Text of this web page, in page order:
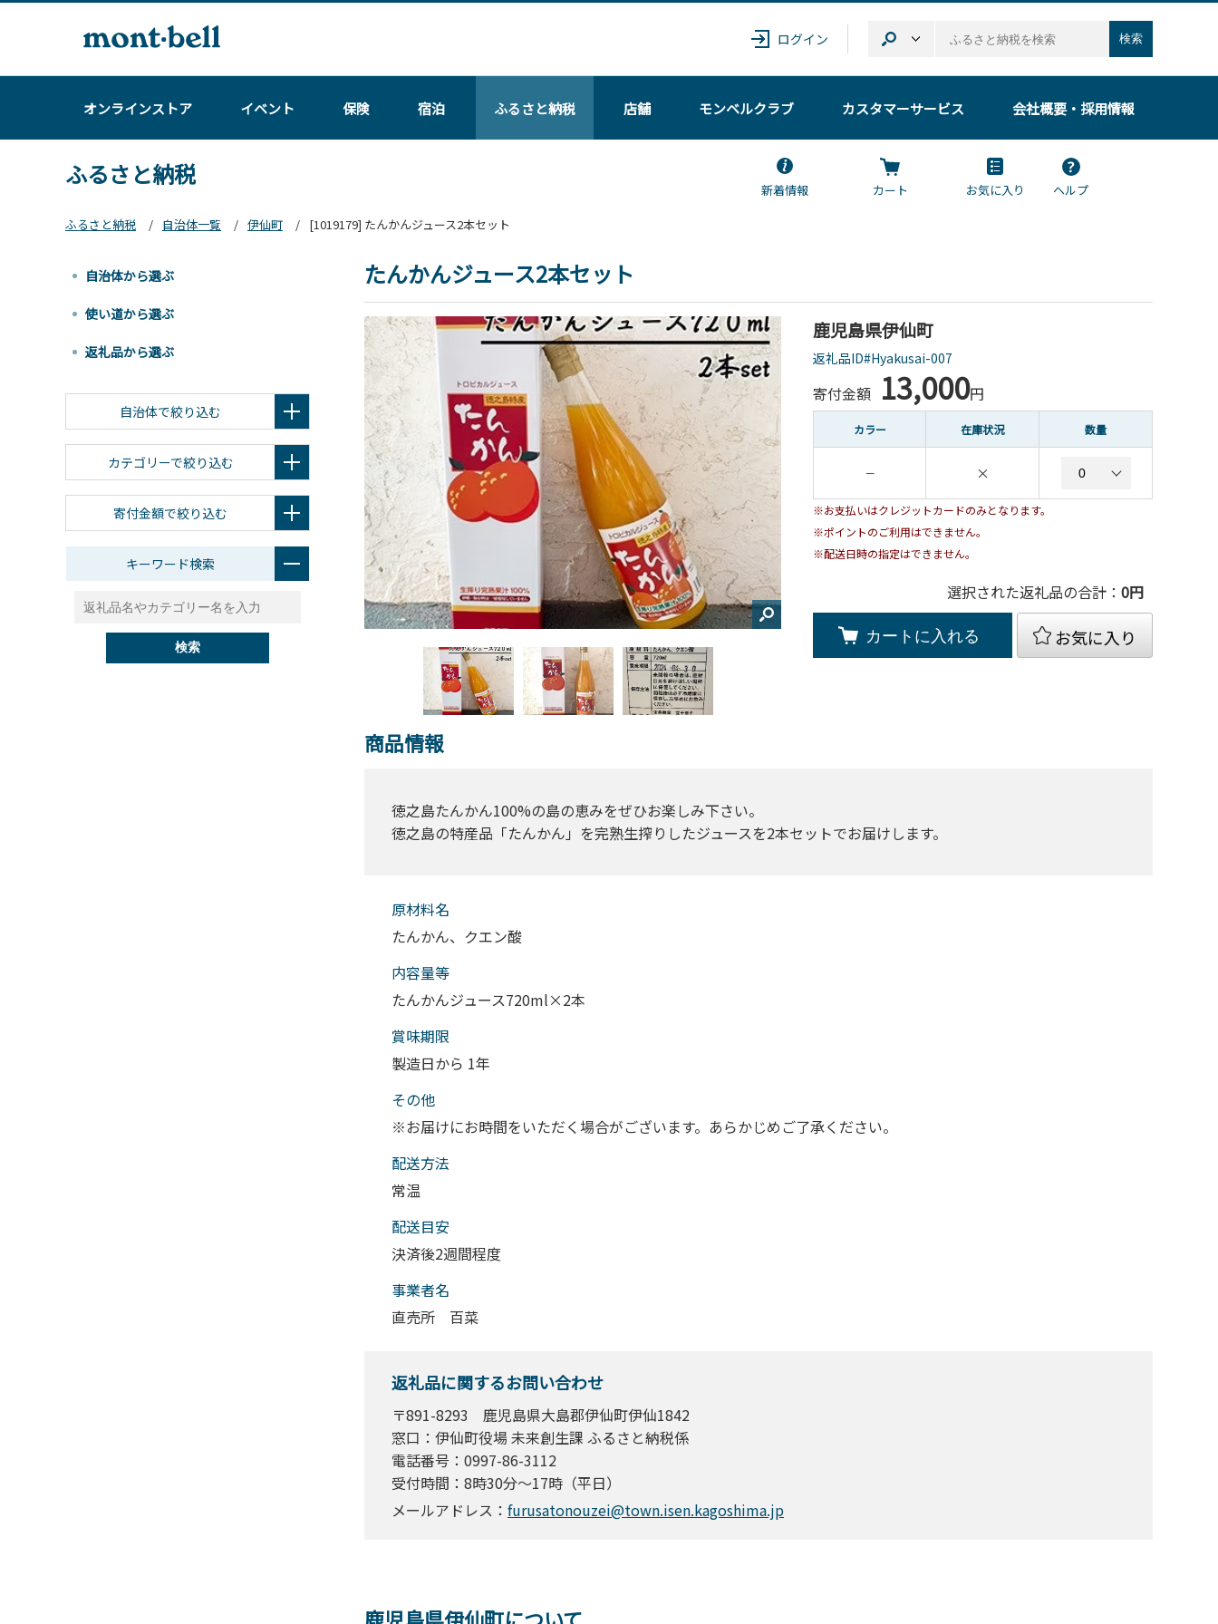
ログイン 検索
オンラインストア イベント 保険 宿泊 ふるさと納税 店舗 モンベルクラブ カスタマーサービス 会社概要・採用情報
ふるさと納税
新着情報 カート お気に入り
ヘルプ
ふるさと納税
自治体一覧 伊仙町 [1019179] たんかんジュース2本セット
たんかんジュース2本セット
鹿児島県伊仙町
返礼品ID#Hyakusai-007
寄付金額 13,000円
カラー 在庫状況 数量
－ ×
※お支払いはクレジットカードのみとなります。
※ポイントのご利用はできません。
※配送日時の指定はできません。
選択された返礼品の合計： 0円
カートに入れる お気に入り
商品情報
徳之島たんかん100%の島の恵みをぜひお楽しみ下さい。
徳之島の特産品「たんかん」を完熟生搾りしたジュースを2本セットでお届けします。
原材料名
たんかん、クエン酸
内容量等
たんかんジュース720ml×2本
賞味期限
製造日から 1年
その他
※お届けにお時間をいただく場合がございます。あらかじめご了承ください。
配送⽅法
常温
配送目安
決済後2週間程度
事業者名
直売所 百菜
返礼品に関するお問い合わせ
〒891-8293 鹿児島県大島郡伊仙町伊仙1842
窓口：伊仙町役場 未来創生課 ふるさと納税係
電話番号：0997-86-3112
受付時間：8時30分～17時（平日）
メールアドレス： furusatonouzei@town.isen.kagoshima.jp
自治体から選ぶ
使い道から選ぶ
返礼品から選ぶ
自治体で絞り込む
カテゴリーで絞り込む
寄付金額で絞り込む
キーワード検索
検索